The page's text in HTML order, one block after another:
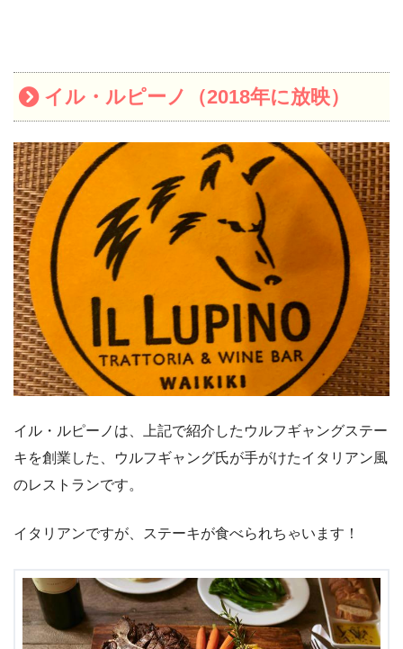
イル・ルピーノ（2018年に放映）
イル・ルピーノは、上記で紹介したウルフギャングステー
キを創業した、ウルフギャング氏が手がけたイタリアン風
のレストランです。
イタリアンですが、ステーキが食べられちゃいます！